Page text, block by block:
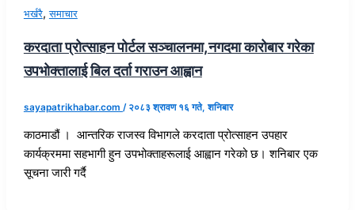
भर्खरै,समाचार
करदाता प्रोत्साहन पोर्टल सञ्चालनमा,नगदमा कारोबार गरेका
उपभोक्तालाई बिल दर्ता गराउन आह्वान
sayapatrikhabar.com / २०८३ श्रावण १६ गते, शनिबार
काठमाडौं । आन्तरिक राजस्व विभागले करदाता प्रोत्साहन उपहार
कार्यक्रममा सहभागी हुन उपभोक्ताहरूलाई आह्वान गरेको छ। शनिबार एक
सूचना जारी गर्दै